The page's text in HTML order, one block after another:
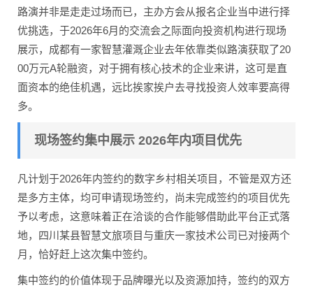
路演并非是走走过场而已，主办方会从报名企业当中进行择
优挑选，于2026年6月的交流会之际面向投资机构进行现场
展示，成都有一家智慧灌溉企业去年依靠类似路演获取了20
00万元A轮融资，对于拥有核心技术的企业来讲，这可是直
面资本的绝佳机遇，远比挨家挨户去寻找投资人效率要高得
多。
现场签约集中展示 2026年内项目优先
凡计划于2026年内签约的数字乡村相关项目，不管是双方还
是多方主体，均可申请现场签约，尚未完成签约的项目优先
予以考虑，这意味着正在洽谈的合作能够借助此平台正式落
地，四川某县智慧文旅项目与重庆一家技术公司已对接两个
月，恰好赶上这次集中签约。
集中签约的价值体现于品牌曝光以及资源加持，签约的双方